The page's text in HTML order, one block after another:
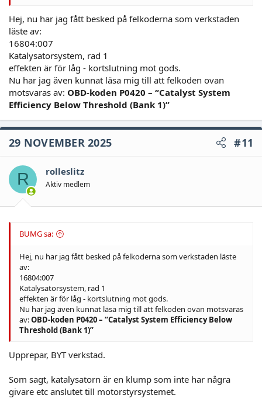
Hej, nu har jag fått besked på felkoderna som verkstaden
läste av:
16804:007
Katalysatorsystem, rad 1
effekten är för låg - kortslutning mot gods.
Nu har jag även kunnat läsa mig till att felkoden ovan
motsvaras av: OBD-koden P0420 – “Catalyst System
Efficiency Below Threshold (Bank 1)”
29 NOVEMBER 2025 #11
R rolleslitz
Aktiv medlem
BUMG sa:
Hej, nu har jag fått besked på felkoderna som verkstaden läste
av:
16804:007
Katalysatorsystem, rad 1
effekten är för låg - kortslutning mot gods.
Nu har jag även kunnat läsa mig till att felkoden ovan motsvaras
av:OBD-koden P0420 – “Catalyst System Efficiency Below
Threshold (Bank 1)”
Upprepar, BYT verkstad.
Som sagt, katalysatorn är en klump som inte har några
givare etc anslutet till motorstyrsystemet.